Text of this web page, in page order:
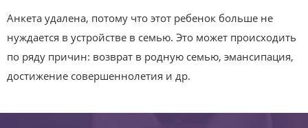
Анкета удалена, потому что этот ребенок больше не
нуждается в устройстве в семью. Это может происходить
по ряду причин: возврат в родную семью, эмансипация,
достижение совершеннолетия и др.